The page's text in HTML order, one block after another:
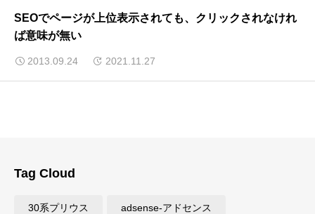
SEOでページが上位表示されても、クリックされなけれ
ば意味が無い
2013.09.24 2021.11.27
Tag Cloud
30系プリウス adsense-アドセンス